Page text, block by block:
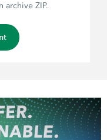
archive ZIP.